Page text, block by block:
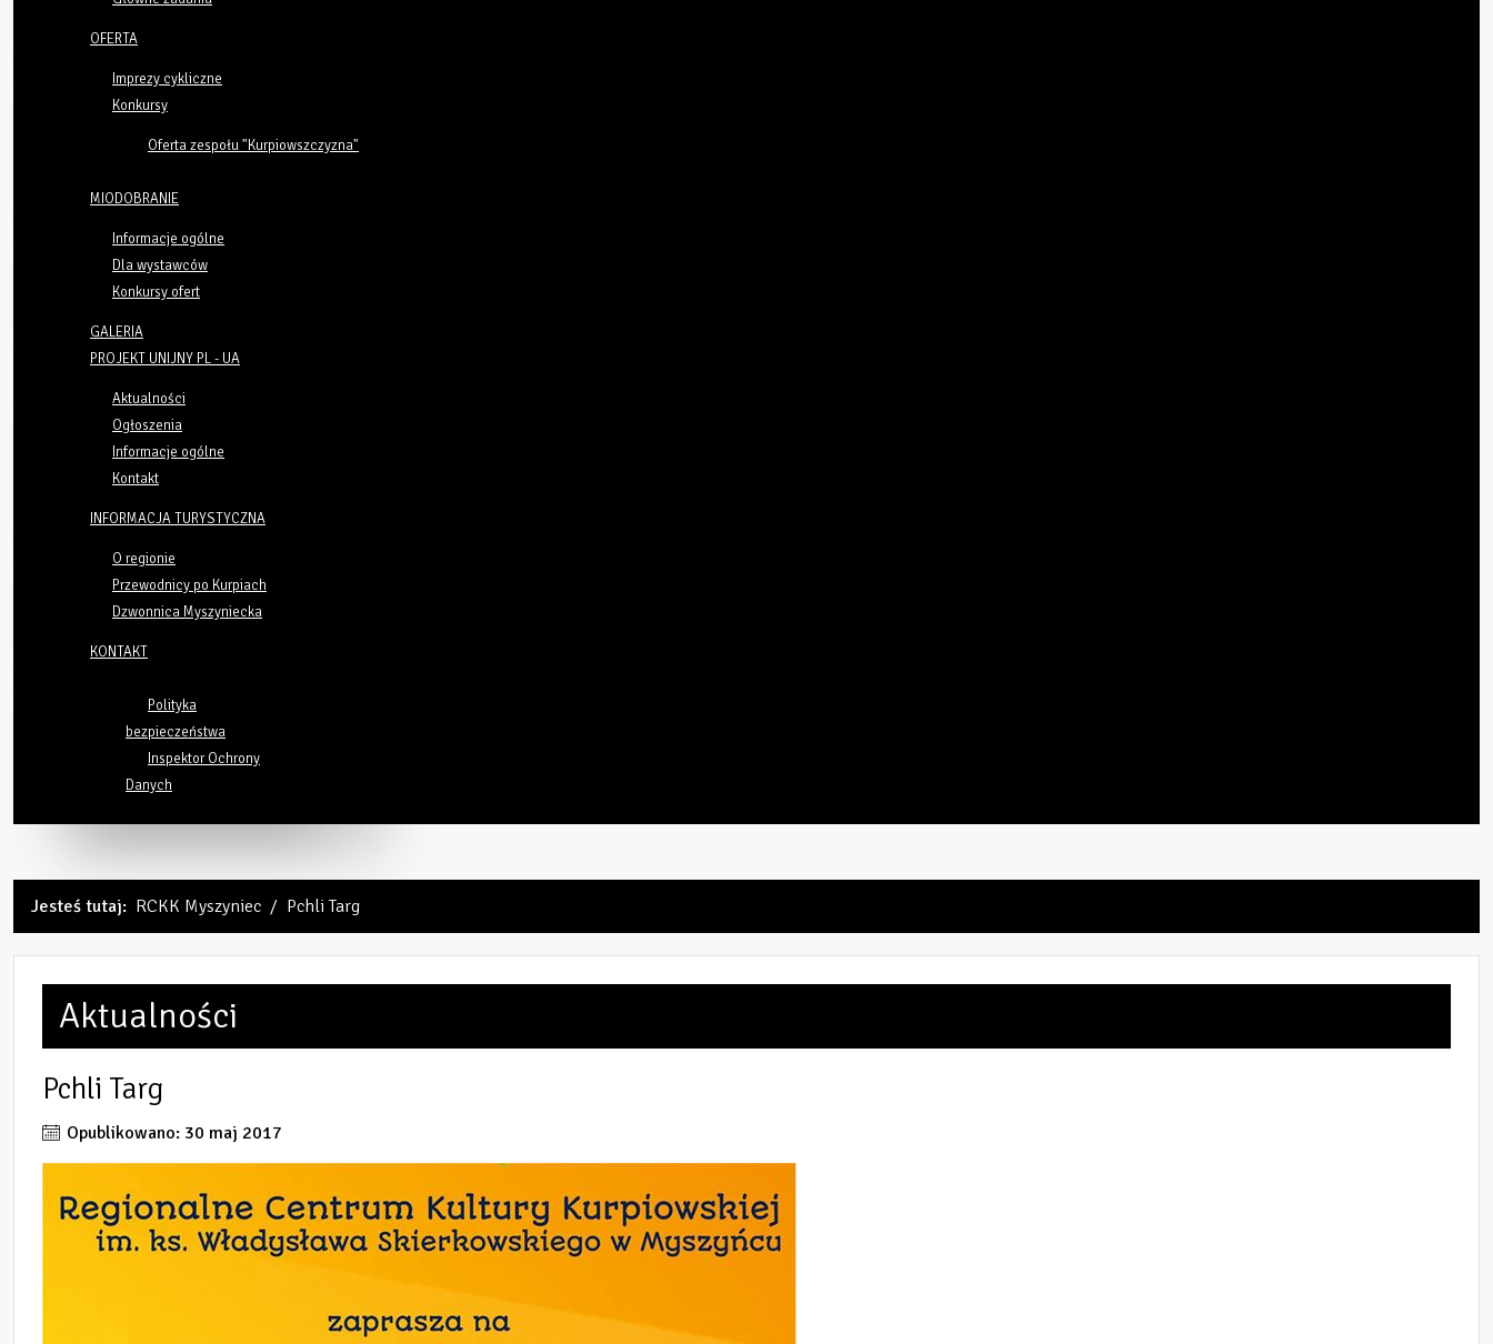
OFERTA
Imprezy cykliczne
Konkursy
Oferta zespołu "Kurpiowszczyzna"
MIODOBRANIE
Informacje ogólne
Dla wystawców
Konkursy ofert
GALERIA
PROJEKT UNIJNY PL - UA
Aktualności
Ogłoszenia
Informacje ogólne
Kontakt
INFORMACJA TURYSTYCZNA
O regionie
Przewodnicy po Kurpiach
Dzwonnica Myszyniecka
KONTAKT
Polityka
bezpieczeństwa
Inspektor Ochrony
Danych
Jesteś tutaj: RCKK Myszyniec Pchli Targ
Aktualności
Pchli Targ
Opublikowano: 30 maj 2017